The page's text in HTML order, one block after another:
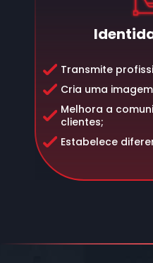
Transmite
Cria uma
Melhora a
clientes;
Estabelece